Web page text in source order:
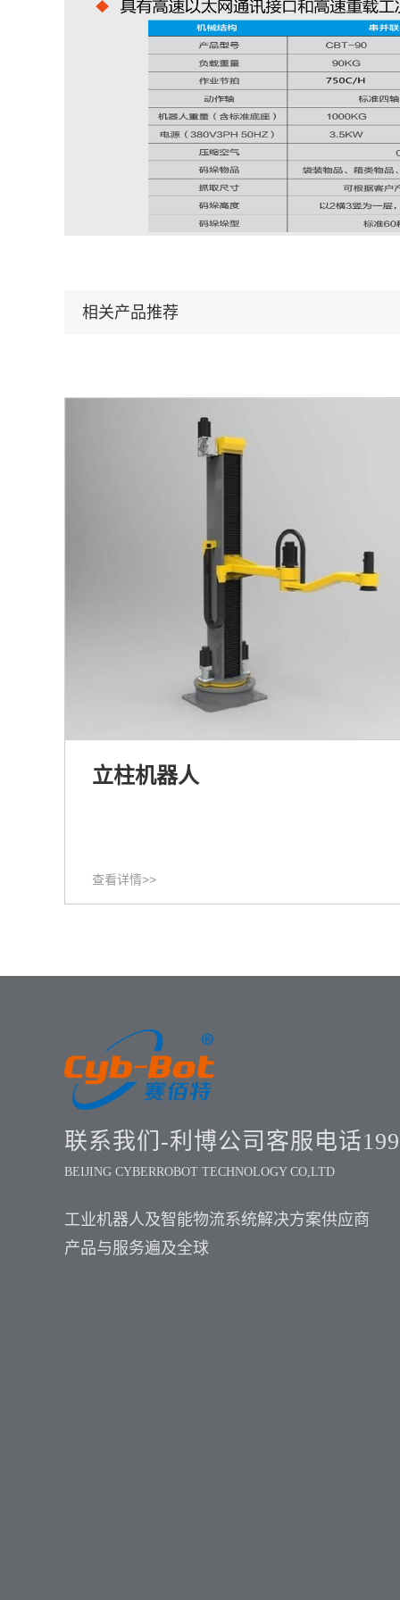
相关产品推荐
立柱机器人
查看详情>>
联系我们-利博公司客服电话
BEIJING CYBERROBOT TECHNOLOGY CO,LTD
工业机器人及智能物流系统解决方案供应商
产品与服务遍及全球